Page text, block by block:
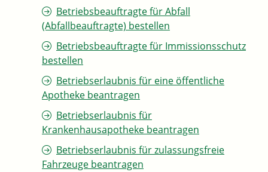
Betriebsbeauftragte für Abfall
(Abfallbeauftragte) bestellen
Betriebsbeauftragte für Immissionsschutz
bestellen
Betriebserlaubnis für eine öffentliche
Apotheke beantragen
Betriebserlaubnis für
Krankenhausapotheke beantragen
Betriebserlaubnis für zulassungsfreie
Fahrzeuge beantragen